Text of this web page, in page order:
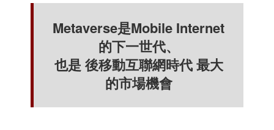
Metaverse是Mobile Internet
的下一世代、
也是 後移動互聯網時代 最大
的市場機會